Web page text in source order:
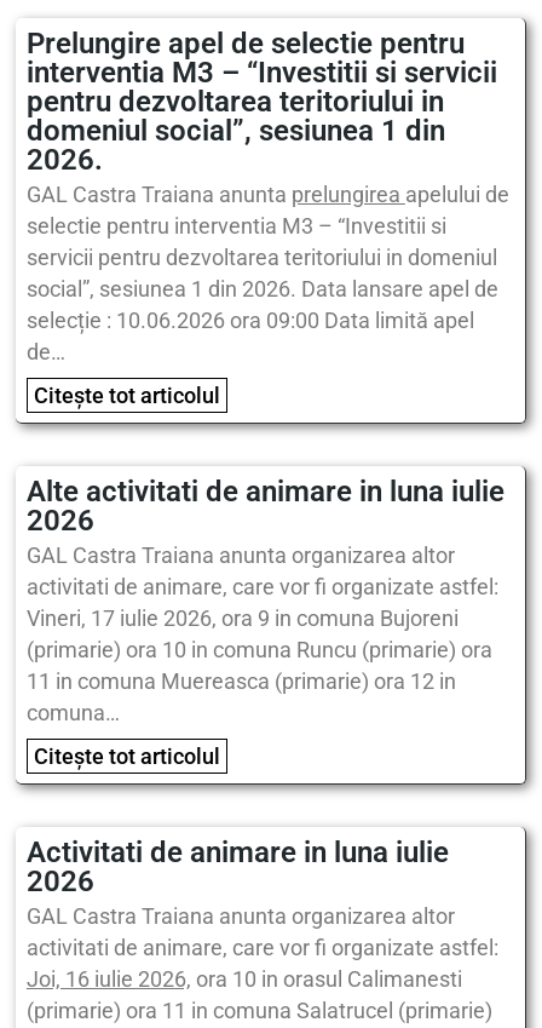
Prelungire apel de selectie pentru
interventia M3 – “Investitii si servicii
pentru dezvoltarea teritoriului in
domeniul social”, sesiunea 1 din
2026.
GAL Castra Traiana anunta prelungirea apelului de
selectie pentru interventia M3 – “Investitii si
servicii pentru dezvoltarea teritoriului in domeniul
social”, sesiunea 1 din 2026. Data lansare apel de
selecție : 10.06.2026 ora 09:00 Data limită apel
de…
Citește tot articolul
Alte activitati de animare in luna iulie
2026
GAL Castra Traiana anunta organizarea altor
activitati de animare, care vor fi organizate astfel:
Vineri, 17 iulie 2026, ora 9 in comuna Bujoreni
(primarie) ora 10 in comuna Runcu (primarie) ora
11 in comuna Muereasca (primarie) ora 12 in
comuna…
Citește tot articolul
Activitati de animare in luna iulie
2026
GAL Castra Traiana anunta organizarea altor
activitati de animare, care vor fi organizate astfel:
Joi, 16 iulie 2026, ora 10 in orasul Calimanesti
(primarie) ora 11 in comuna Salatrucel (primarie)